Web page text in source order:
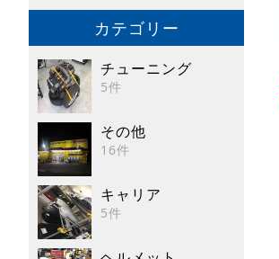
カテゴリー
チューニング
5件
その他
16件
キャリア
5件